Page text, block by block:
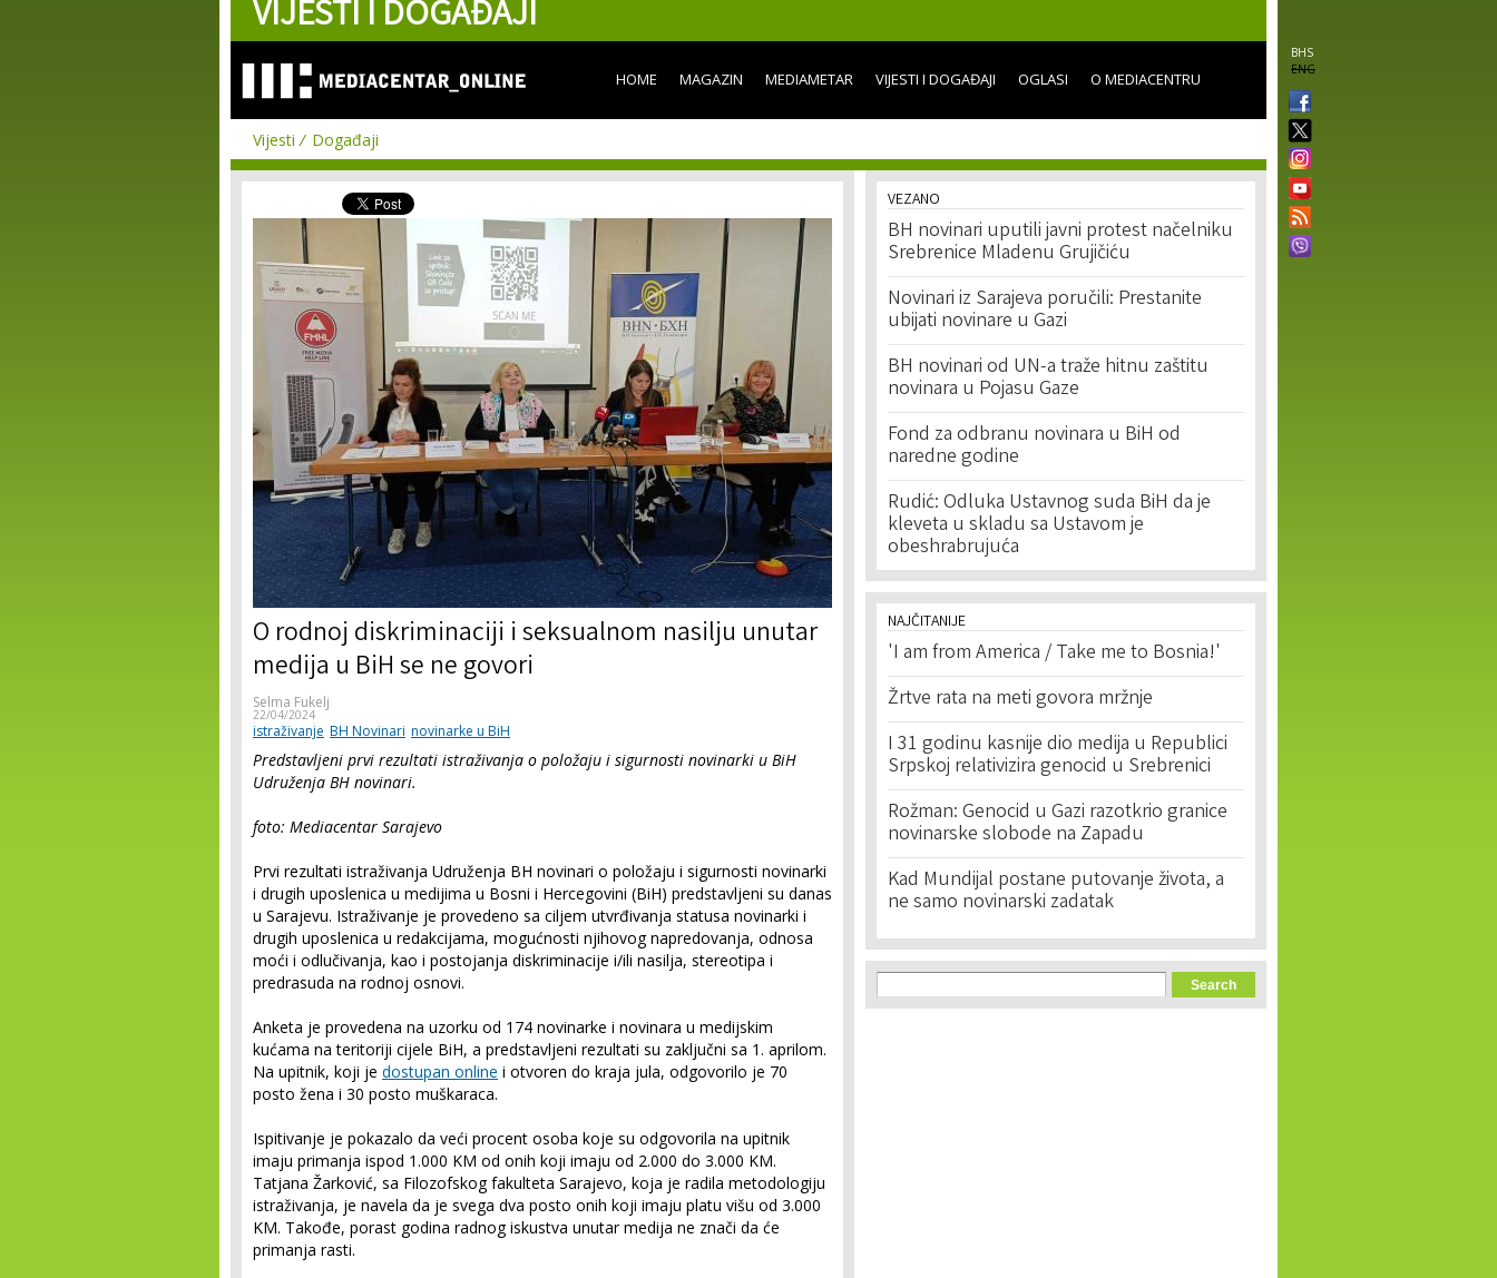
content
VIJESTI I DOGAĐAJI
BHS
ENG
HOME MAGAZIN MEDIAMETAR VIJESTI I DOGAĐAJI OGLASI O MEDIACENTRU
Vijesti Događaji
O rodnoj diskriminaciji i seksualnom nasilju unutar
medija u BiH se ne govori
Selma Fukelj
22/04/2024
istraživanje BH Novinari novinarke u BiH
Predstavljeni prvi rezultati istraživanja o položaju i sigurnosti novinarki u BiH
Udruženja BH novinari.
foto: Mediacentar Sarajevo
Prvi rezultati istraživanja Udruženja BH novinari o položaju i sigurnosti novinarki
i drugih uposlenica u medijima u Bosni i Hercegovini (BiH) predstavljeni su danas
u Sarajevu. Istraživanje je provedeno sa ciljem utvrđivanja statusa novinarki i
drugih uposlenica u redakcijama, mogućnosti njihovog napredovanja, odnosa
moći i odlučivanja, kao i postojanja diskriminacije i/ili nasilja, stereotipa i
predrasuda na rodnoj osnovi.
Anketa je provedena na uzorku od 174 novinarke i novinara u medijskim
kućama na teritoriji cijele BiH, a predstavljeni rezultati su zaključni sa 1. aprilom.
Na upitnik, koji je dostupan online i otvoren do kraja jula, odgovorilo je 70
posto žena i 30 posto muškaraca.
Ispitivanje je pokazalo da veći procent osoba koje su odgovorila na upitnik
imaju primanja ispod 1.000 KM od onih koji imaju od 2.000 do 3.000 KM.
Tatjana Žarković, sa Filozofskog fakulteta Sarajevo, koja je radila metodologiju
istraživanja, je navela da je svega dva posto onih koji imaju platu višu od 3.000
KM. Takođe, porast godina radnog iskustva unutar medija ne znači da će
primanja rasti.
VEZANO
BH novinari uputili javni protest načelniku
Srebrenice Mladenu Grujičiću
Novinari iz Sarajeva poručili: Prestanite
ubijati novinare u Gazi
BH novinari od UN-a traže hitnu zaštitu
novinara u Pojasu Gaze
Fond za odbranu novinara u BiH od
naredne godine
Rudić: Odluka Ustavnog suda BiH da je
kleveta u skladu sa Ustavom je
obeshrabrujuća
NAJČITANIJE
'I am from America / Take me to Bosnia!'
Žrtve rata na meti govora mržnje
I 31 godinu kasnije dio medija u Republici
Srpskoj relativizira genocid u Srebrenici
Rožman: Genocid u Gazi razotkrio granice
novinarske slobode na Zapadu
Kad Mundijal postane putovanje života, a
ne samo novinarski zadatak
Search form
Search